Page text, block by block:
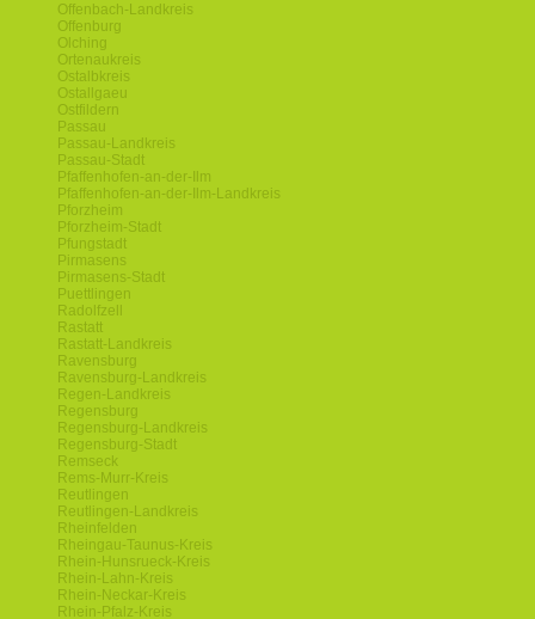
Offenbach-Landkreis
Offenburg
Olching
Ortenaukreis
Ostalbkreis
Ostallgaeu
Ostfildern
Passau
Passau-Landkreis
Passau-Stadt
Pfaffenhofen-an-der-Ilm
Pfaffenhofen-an-der-Ilm-Landkreis
Pforzheim
Pforzheim-Stadt
Pfungstadt
Pirmasens
Pirmasens-Stadt
Puettlingen
Radolfzell
Rastatt
Rastatt-Landkreis
Ravensburg
Ravensburg-Landkreis
Regen-Landkreis
Regensburg
Regensburg-Landkreis
Regensburg-Stadt
Remseck
Rems-Murr-Kreis
Reutlingen
Reutlingen-Landkreis
Rheinfelden
Rheingau-Taunus-Kreis
Rhein-Hunsrueck-Kreis
Rhein-Lahn-Kreis
Rhein-Neckar-Kreis
Rhein-Pfalz-Kreis